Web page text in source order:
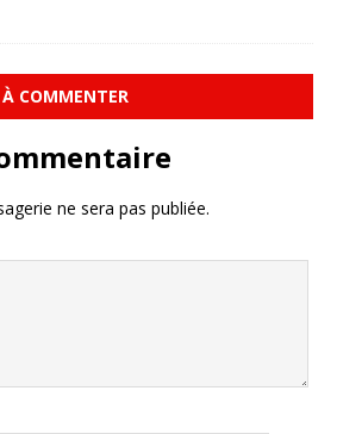
À COMMENTER
ne sera pas publiée.